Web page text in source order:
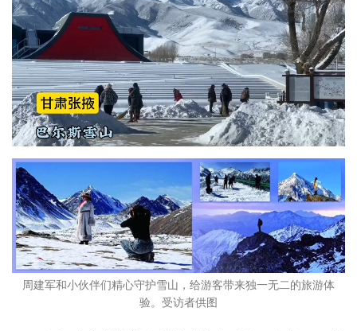
周建军和小伙伴们精心守护雪山，给游客带来独一无二的旅游体
验。受访者供图